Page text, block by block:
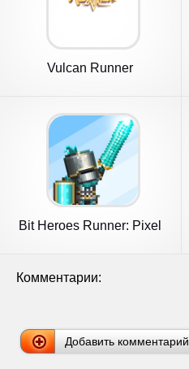
Vulcan Runner
Bit Heroes Runner: Pixel
Комментарии:
Добавить комментарий